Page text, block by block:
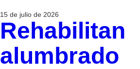
15 de julio de 2026
Rehabilitan
alumbrado